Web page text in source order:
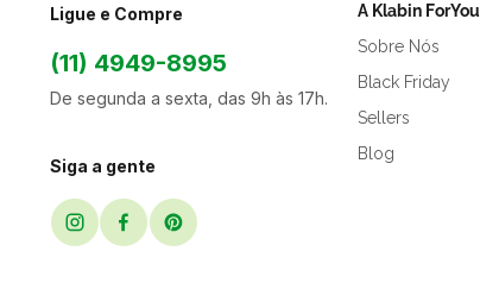
Ligue e Compre
(11) 4949-8995
De segunda a sexta, das 9h às 17h.
Siga a gente
A Klabin ForYou
Sobre Nós
Black Friday
Sellers
Blog